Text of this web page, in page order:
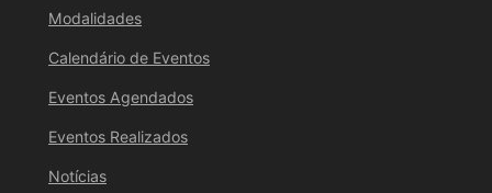
Modalidades
Calendário de Eventos
Eventos Agendados
Eventos Realizados
Notícias